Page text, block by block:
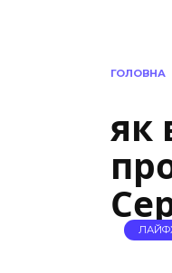
ГОЛОВНА
як